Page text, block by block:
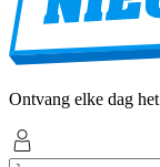
Ontvang elke dag